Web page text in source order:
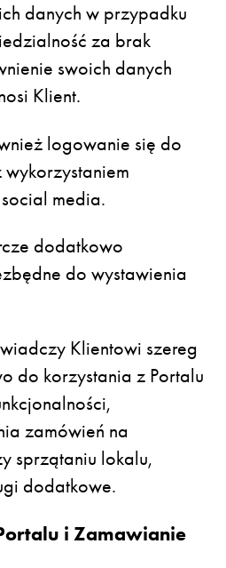
danych w przypadku
za brak
swoich danych
Klient.
logowanie się do
media.
dodatkowo
do wystawienia
Klientowi szereg
do korzystania z Portalu
zamówień na
sprzątaniu lokalu,
dodatkowe.
i Zamawianie